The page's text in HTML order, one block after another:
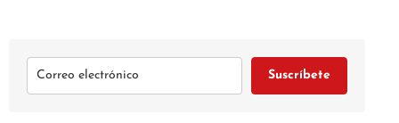
Suscríbete